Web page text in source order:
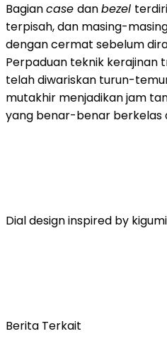
Bagiancase danbezel
terpisah, dan masing-
dengan cermat sebelum
Perpaduan teknik kerajinan
telah diwariskan turun-
mutakhir menjadikan jam
yang benar-benar berkelas
Dial design inspired by kigumi
Berita Terkait